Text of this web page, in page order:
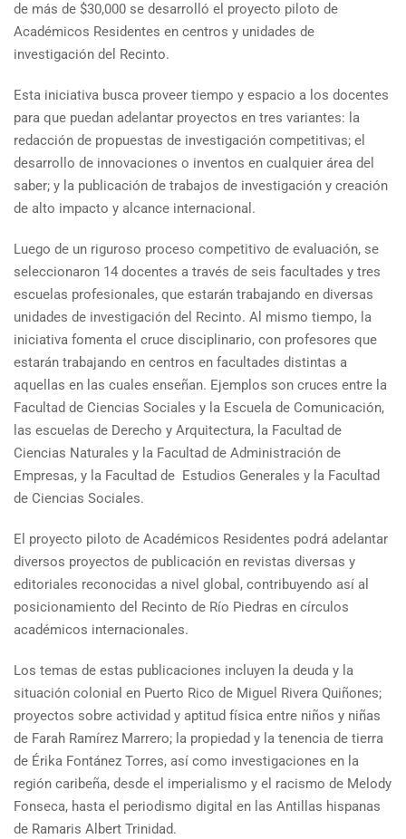
de más de $30,000 se desarrolló el proyecto piloto de
Académicos Residentes en centros y unidades de
investigación del Recinto.
Esta iniciativa busca proveer tiempo y espacio a los docentes
para que puedan adelantar proyectos en tres variantes: la
redacción de propuestas de investigación competitivas; el
desarrollo de innovaciones o inventos en cualquier área del
saber; y la publicación de trabajos de investigación y creación
de alto impacto y alcance internacional.
Luego de un riguroso proceso competitivo de evaluación, se
seleccionaron 14 docentes a través de seis facultades y tres
escuelas profesionales, que estarán trabajando en diversas
unidades de investigación del Recinto. Al mismo tiempo, la
iniciativa fomenta el cruce disciplinario, con profesores que
estarán trabajando en centros en facultades distintas a
aquellas en las cuales enseñan. Ejemplos son cruces entre la
Facultad de Ciencias Sociales y la Escuela de Comunicación,
las escuelas de Derecho y Arquitectura, la Facultad de
Ciencias Naturales y la Facultad de Administración de
Empresas, y la Facultad de Estudios Generales y la Facultad
de Ciencias Sociales.
El proyecto piloto de Académicos Residentes podrá adelantar
diversos proyectos de publicación en revistas diversas y
editoriales reconocidas a nivel global, contribuyendo así al
posicionamiento del Recinto de Río Piedras en círculos
académicos internacionales.
Los temas de estas publicaciones incluyen la deuda y la
situación colonial en Puerto Rico de Miguel Rivera Quiñones;
proyectos sobre actividad y aptitud física entre niños y niñas
de Farah Ramírez Marrero; la propiedad y la tenencia de tierra
de Érika Fontánez Torres, así como investigaciones en la
región caribeña, desde el imperialismo y el racismo de Melody
Fonseca, hasta el periodismo digital en las Antillas hispanas
de Ramaris Albert Trinidad.